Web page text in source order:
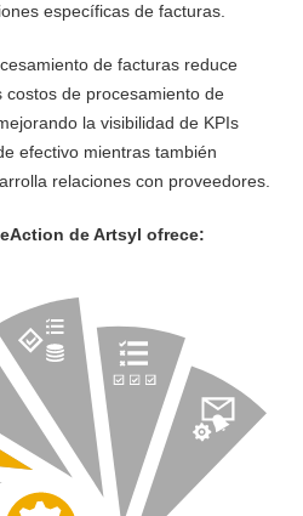
específicas de facturas.
de facturas reduce
de procesamiento de
la visibilidad de KPIs
efectivo mientras también
relaciones con proveedores.
de Artsyl ofrece: